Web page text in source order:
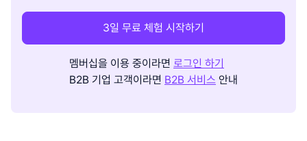
3일 무료 체험 시작하기
멤버십을 이용 중이라면 로그인 하기
B2B 기업 고객이라면 B2B 서비스 안내